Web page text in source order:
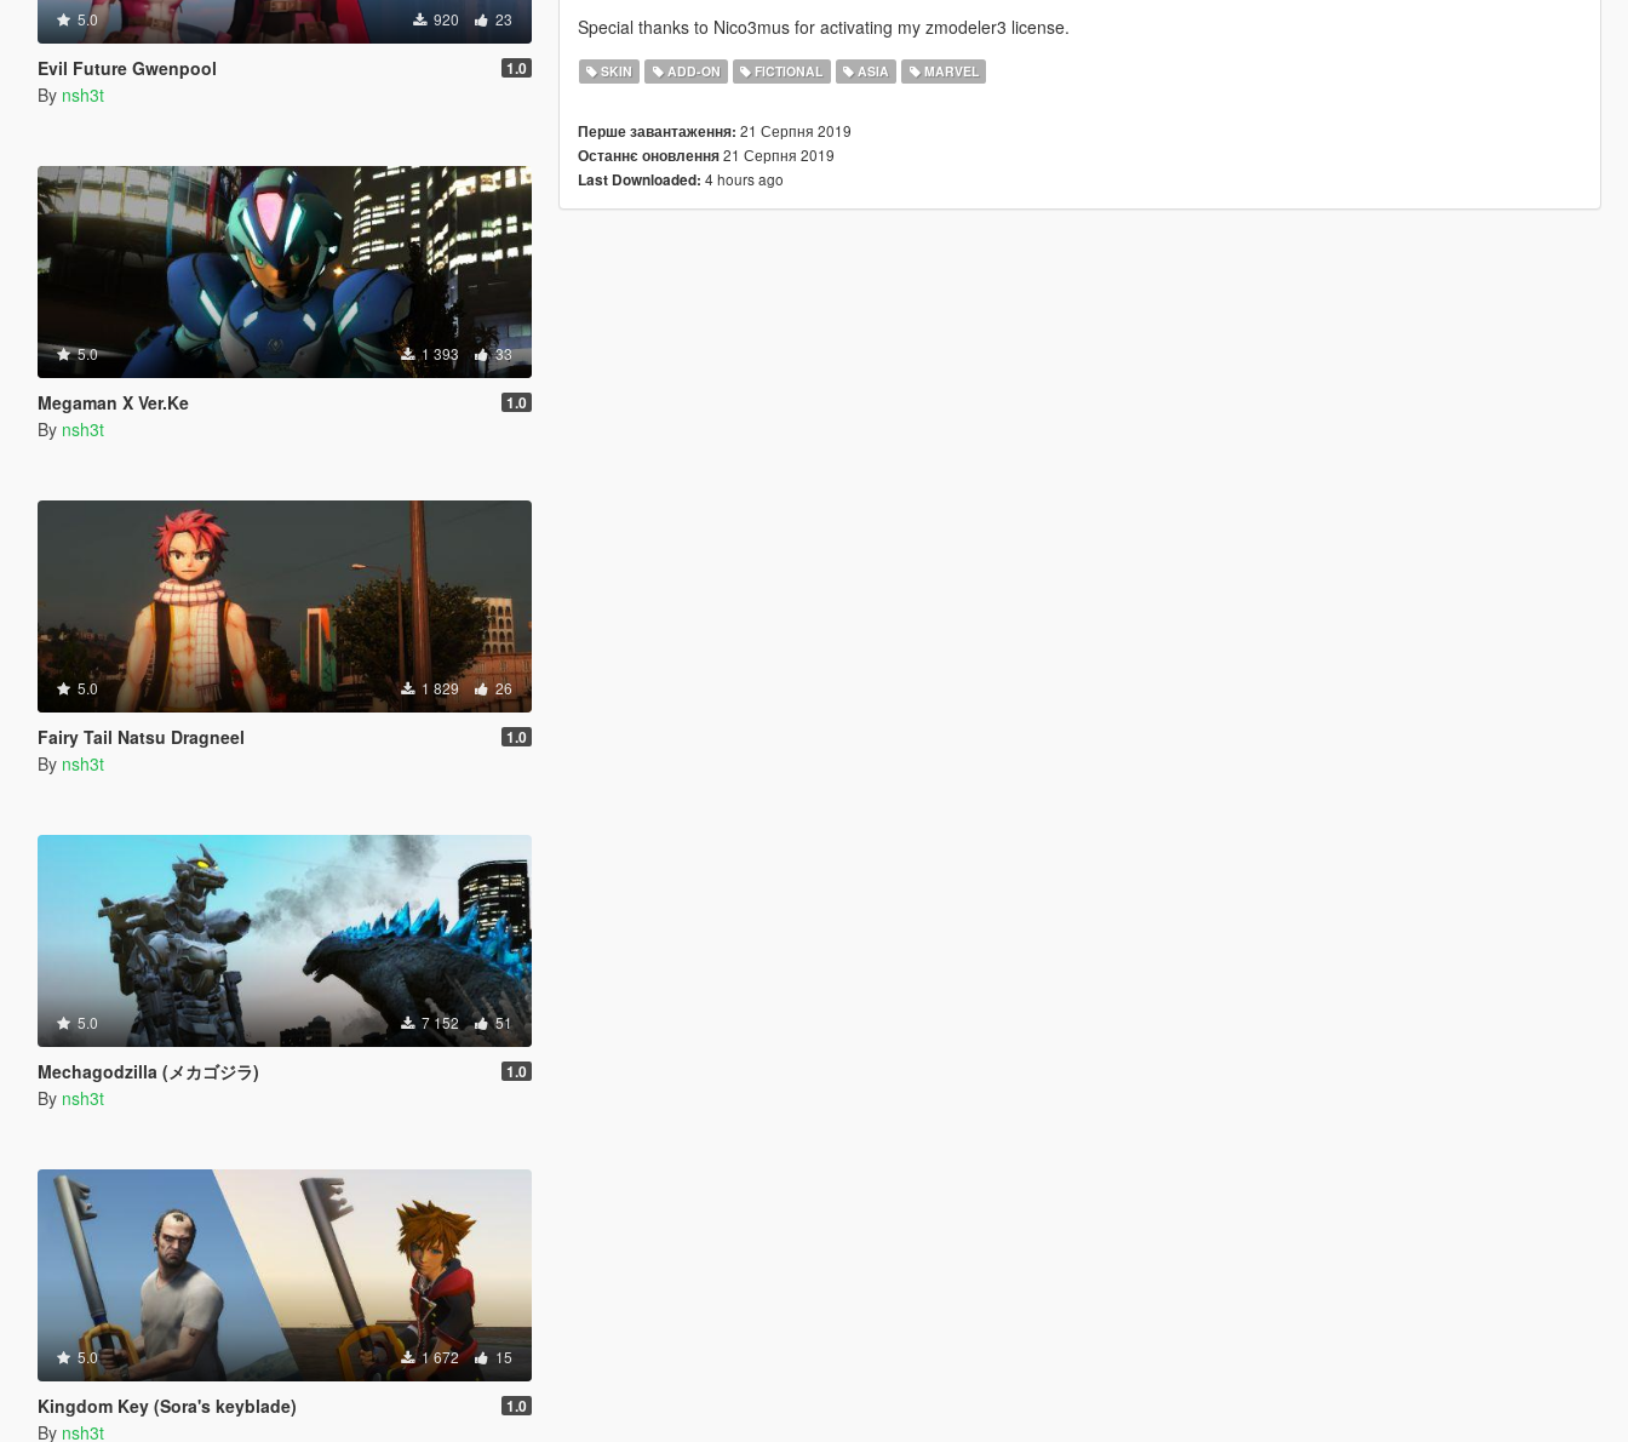
5.0 920 23
Evil Future Gwenpool 1.0
By nsh3t
5.0 1 393 33
Megaman X Ver.Ke 1.0
By nsh3t
5.0 1 829 26
Fairy Tail Natsu Dragneel 1.0
By nsh3t
5.0 7 152 51
Mechagodzilla (メカゴジラ) 1.0
By nsh3t
5.0 1 672 15
Kingdom Key (Sora's keyblade) 1.0
By nsh3t
Special thanks to Nico3mus for activating my zmodeler3 license.
SKIN ADD-ON FICTIONAL ASIA MARVEL
Перше завантаження: 21 Серпня 2019
Останнє оновлення21 Серпня 2019
Last Downloaded: 4 hours ago